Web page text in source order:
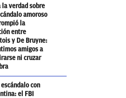
la verdad sobre
amoroso
la
entre
y De Bruyne:
amigos a
ni cruzar
con
el FBI